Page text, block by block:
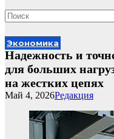
Экономика
Надежность и
для больших
на жестких цепях
Редакция
Май 4, 2026